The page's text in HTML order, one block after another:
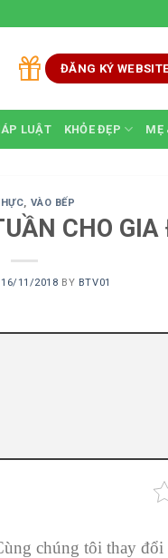
ĐĂNG KÝ
LUẬT KHỎE ĐẸP MẸ
, VÀO BẾP
CHO
16/11/2018 BY BTV01
chúng tôi thay